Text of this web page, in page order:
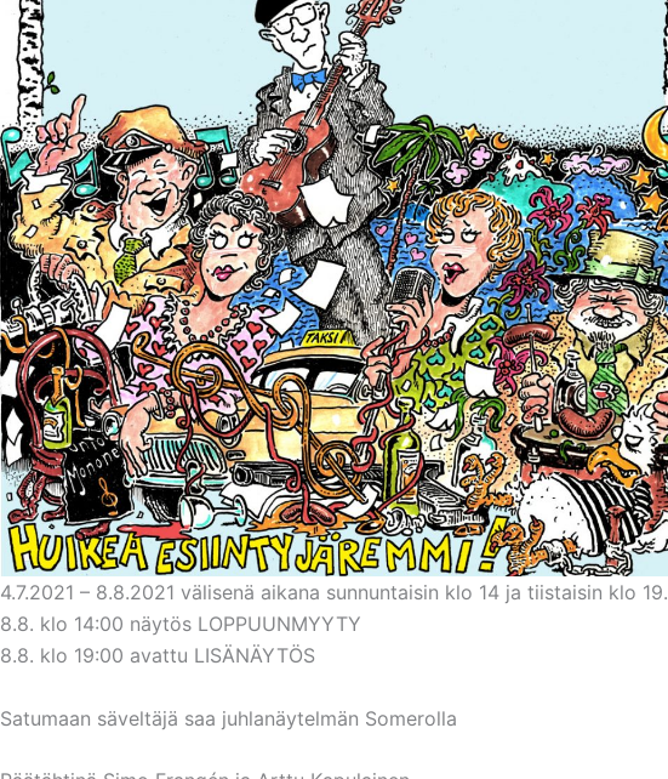
4.7.2021 – 8.8.2021 välisenä aikana sunnuntaisin klo 14 ja tiistaisin klo 19.
8.8. klo 14:00 näytös LOPPUUNMYYTY
8.8. klo 19:00 avattu LISÄNÄYTÖS
Satumaan säveltäjä saa juhlanäytelmän Somerolla